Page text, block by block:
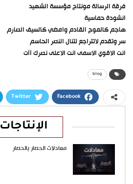
فرقة الرسالة مونتاج مؤسسة الشهيد
انشودة حماسية
هاجم كالموج القادم وامضي كالسيف الصارم
سر وتقدم لاتتراجع لتنال النصر الحاسم
انت الاقوي الاسمى انت الاعلى نصرك آآت
blog
Facebook
Twitter
الإنتاجات
معادلات الحصار بالحصار